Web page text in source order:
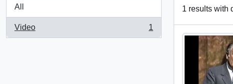
All
Video
, 1 results
1
1 results with